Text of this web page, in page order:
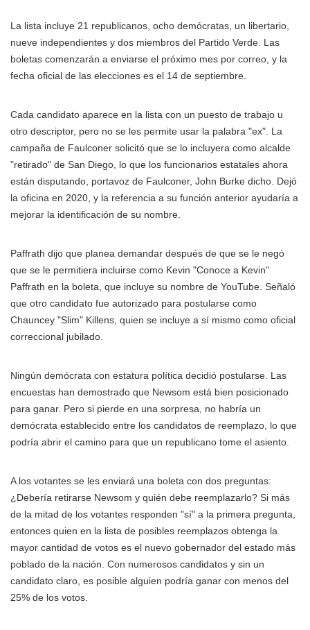
La lista incluye 21 republicanos, ocho demócratas, un libertario,
nueve independientes y dos miembros del Partido Verde. Las
boletas comenzarán a enviarse el próximo mes por correo, y la
fecha oficial de las elecciones es el 14 de septiembre.
Cada candidato aparece en la lista con un puesto de trabajo u
otro descriptor, pero no se les permite usar la palabra "ex". La
campaña de Faulconer solicitó que se lo incluyera como alcalde
"retirado" de San Diego, lo que los funcionarios estatales ahora
están disputando, portavoz de Faulconer, John Burke dicho. Dejó
la oficina en 2020, y la referencia a su función anterior ayudaría a
mejorar la identificación de su nombre.
Paffrath dijo que planea demandar después de que se le negó
que se le permitiera incluirse como Kevin "Conoce a Kevin"
Paffrath en la boleta, que incluye su nombre de YouTube. Señaló
que otro candidato fue autorizado para postularse como
Chauncey "Slim" Killens, quien se incluye a sí mismo como oficial
correccional jubilado.
Ningún demócrata con estatura política decidió postularse. Las
encuestas han demostrado que Newsom está bien posicionado
para ganar. Pero si pierde en una sorpresa, no habría un
demócrata establecido entre los candidatos de reemplazo, lo que
podría abrir el camino para que un republicano tome el asiento.
A los votantes se les enviará una boleta con dos preguntas:
¿Debería retirarse Newsom y quién debe reemplazarlo? Si más
de la mitad de los votantes responden "sí" a la primera pregunta,
entonces quien en la lista de posibles reemplazos obtenga la
mayor cantidad de votos es el nuevo gobernador del estado más
poblado de la nación. Con numerosos candidatos y sin un
candidato claro, es posible alguien podría ganar con menos del
25% de los votos.